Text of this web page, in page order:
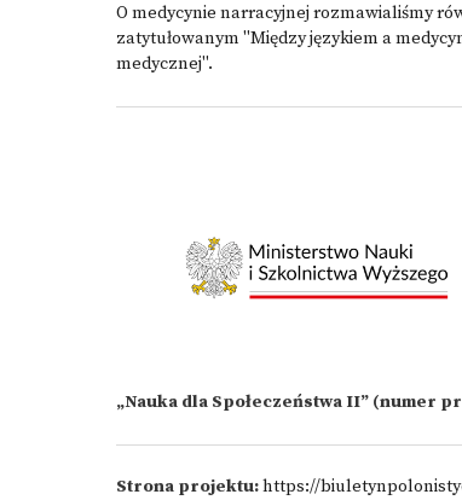
O medycynie narracyjnej rozmawialiśmy
zatytułowanym "Między językiem a
medycznej".
„Nauka dla Społeczeństwa II” (numer
Strona projektu:https://